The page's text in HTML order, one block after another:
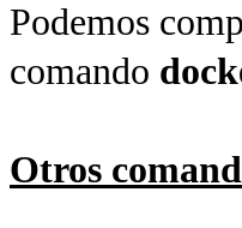
Podemos
comando
Otros